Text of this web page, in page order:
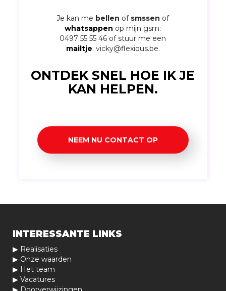
Je kan me bellen of smssen of
whatsappen op mijn gsm:
0497 55 55 46 of stuur me een
mailtje: vicky@flexious.be.
ONTDEK SNEL HOE IK JE
KAN HELPEN.
NEEM NU CONTACT OP
INTERESSANTE LINKS
▶ Realisaties
▶ Onze waarden
▶ Het team
▶ Vacatures